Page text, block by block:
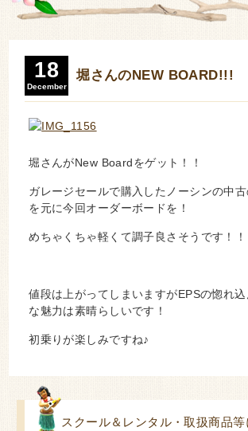
18
December
堀さんのNEW BOARD!!!
堀さんがNew Boardをゲット！！
ガレージセールで購入したノーシンの中
を元に今回オーダーボードを！
めちゃくちゃ軽くて調子良さそうです！！
値段は上がってしまいますがEPSの惚れ込
な魅力は素晴らしいです！
初乗りが楽しみですね♪
スクール＆レンタル・取扱商品